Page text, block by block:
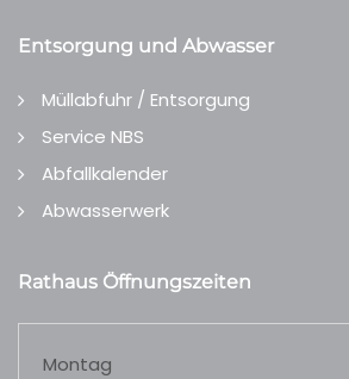
Entsorgung und Abwasser
Müllabfuhr / Entsorgung
Service NBS
Abfallkalender
Abwasserwerk
Rathaus Öffnungszeiten
Montag